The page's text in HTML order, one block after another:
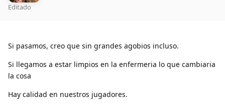
Editado
Si pasamos, creo que sin grandes agobios incluso.
Si llegamos a estar limpios en la enfermeria lo que cambiaria
la cosa
Hay calidad en nuestros jugadores.